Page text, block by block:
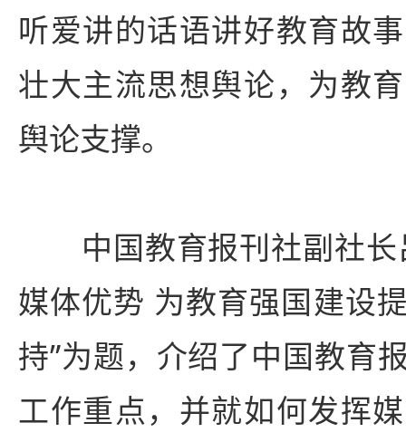
听爱讲的话语讲好教育故
壮大主流思想舆论，为教
舆论支撑。
中国教育报刊社副社长
媒体优势 为教育强国建设
持”为题，介绍了中国教育
工作重点，并就如何发挥